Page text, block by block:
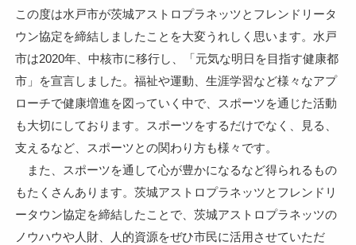
この度は水戸市が茨城アストロプラネッツとフレンドリータ
ウン協定を締結しましたことを大変うれしく思います。水戸
市は2020年、中核市に移行し、「元気な明日を目指す健康都
市」を宣言しました。福祉や運動、生涯学習など様々なアプ
ローチで健康増進を図っていく中で、スポーツを通じた活動
も大切にしております。スポーツをするだけでなく、見る、
支えるなど、スポーツとの関わり方も様々です。
また、スポーツを通して心が豊かになるなど得られるもの
もたくさんあります。茨城アストロプラネッツとフレンドリ
ータウン協定を締結したことで、茨城アストロプラネッツの
ノウハウや人財、人的資源をぜひ市民に活用させていただ